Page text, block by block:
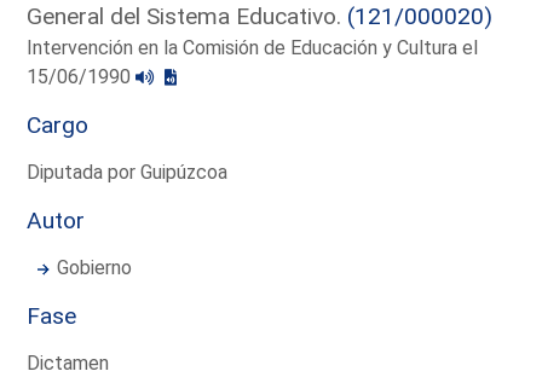
General del Sistema Educativo. (121/000020)
Intervención en la Comisión de Educación y Cultura el
15/06/1990
Cargo
Diputada por Guipúzcoa
Autor
Gobierno
Fase
Dictamen